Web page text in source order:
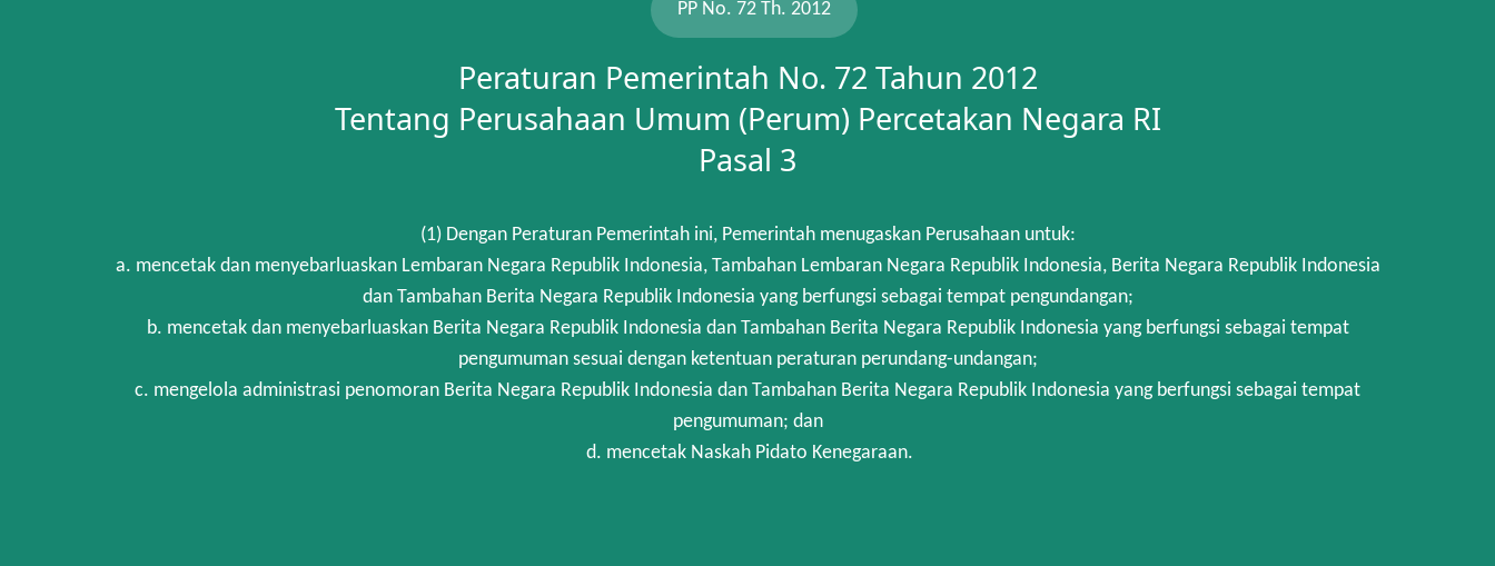
PP No. 72 Th. 2012
Peraturan Pemerintah No. 72 Tahun 2012
Tentang Perusahaan Umum (Perum) Percetakan Negara RI
Pasal 3
(1) Dengan Peraturan Pemerintah ini, Pemerintah menugaskan Perusahaan untuk:
a. mencetak dan menyebarluaskan Lembaran Negara Republik Indonesia, Tambahan Lembaran Negara Republik Indonesia, Berita Negara Republik Indonesia
dan Tambahan Berita Negara Republik Indonesia yang berfungsi sebagai tempat pengundangan;
b. mencetak dan menyebarluaskan Berita Negara Republik Indonesia dan Tambahan Berita Negara Republik Indonesia yang berfungsi sebagai tempat
pengumuman sesuai dengan ketentuan peraturan perundang-undangan;
c. mengelola administrasi penomoran Berita Negara Republik Indonesia dan Tambahan Berita Negara Republik Indonesia yang berfungsi sebagai tempat
pengumuman; dan
d. mencetak Naskah Pidato Kenegaraan.